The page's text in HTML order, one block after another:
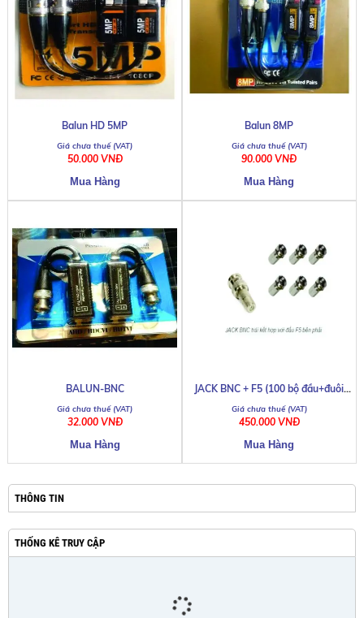
Balun HD 5MP
50.000 VNĐ
Balun 8MP
90.000 VNĐ
BALUN-BNC
32.000 VNĐ
JACK BNC + F5 (100 bộ đầu+đuôi
F5)
450.000 VNĐ
THÔNG TIN
THỐNG KÊ TRUY CẬP